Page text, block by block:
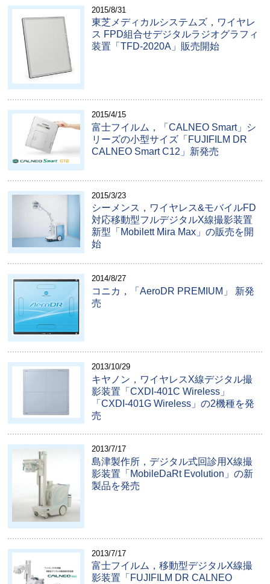
2015/8/31
東芝メディカルシステムズ，ワイヤレ
ス FPD組合せデジタルラジオグラフィ
装置「TFD-2020A」販売開始
2015/4/15
富士フイルム，「CALNEO Smart」シ
リーズの小型サイズ「FUJIFILM DR
CALNEO Smart C12」新発売
2015/3/23
シーメンス，ワイヤレス&モバイルFD
対応移動型フルデジタルX線撮影装置
新型「Mobilett Mira Max」の販売を開
始
2014/8/27
コニカ，「AeroDR PREMIUM」 新発
売
2013/10/29
キヤノン，ワイヤレスX線デジタル撮
影装置「CXDI-401C Wireless」
「CXDI-401G Wireless」の2機種を発
売
2013/7/17
島津製作所，デジタル式回診用X線撮
影装置「MobileDaRt Evolution」の新
製品を発売
2013/7/17
富士フイルム，移動型デジタルX線撮
影装置「FUJIFILM DR CALNEO